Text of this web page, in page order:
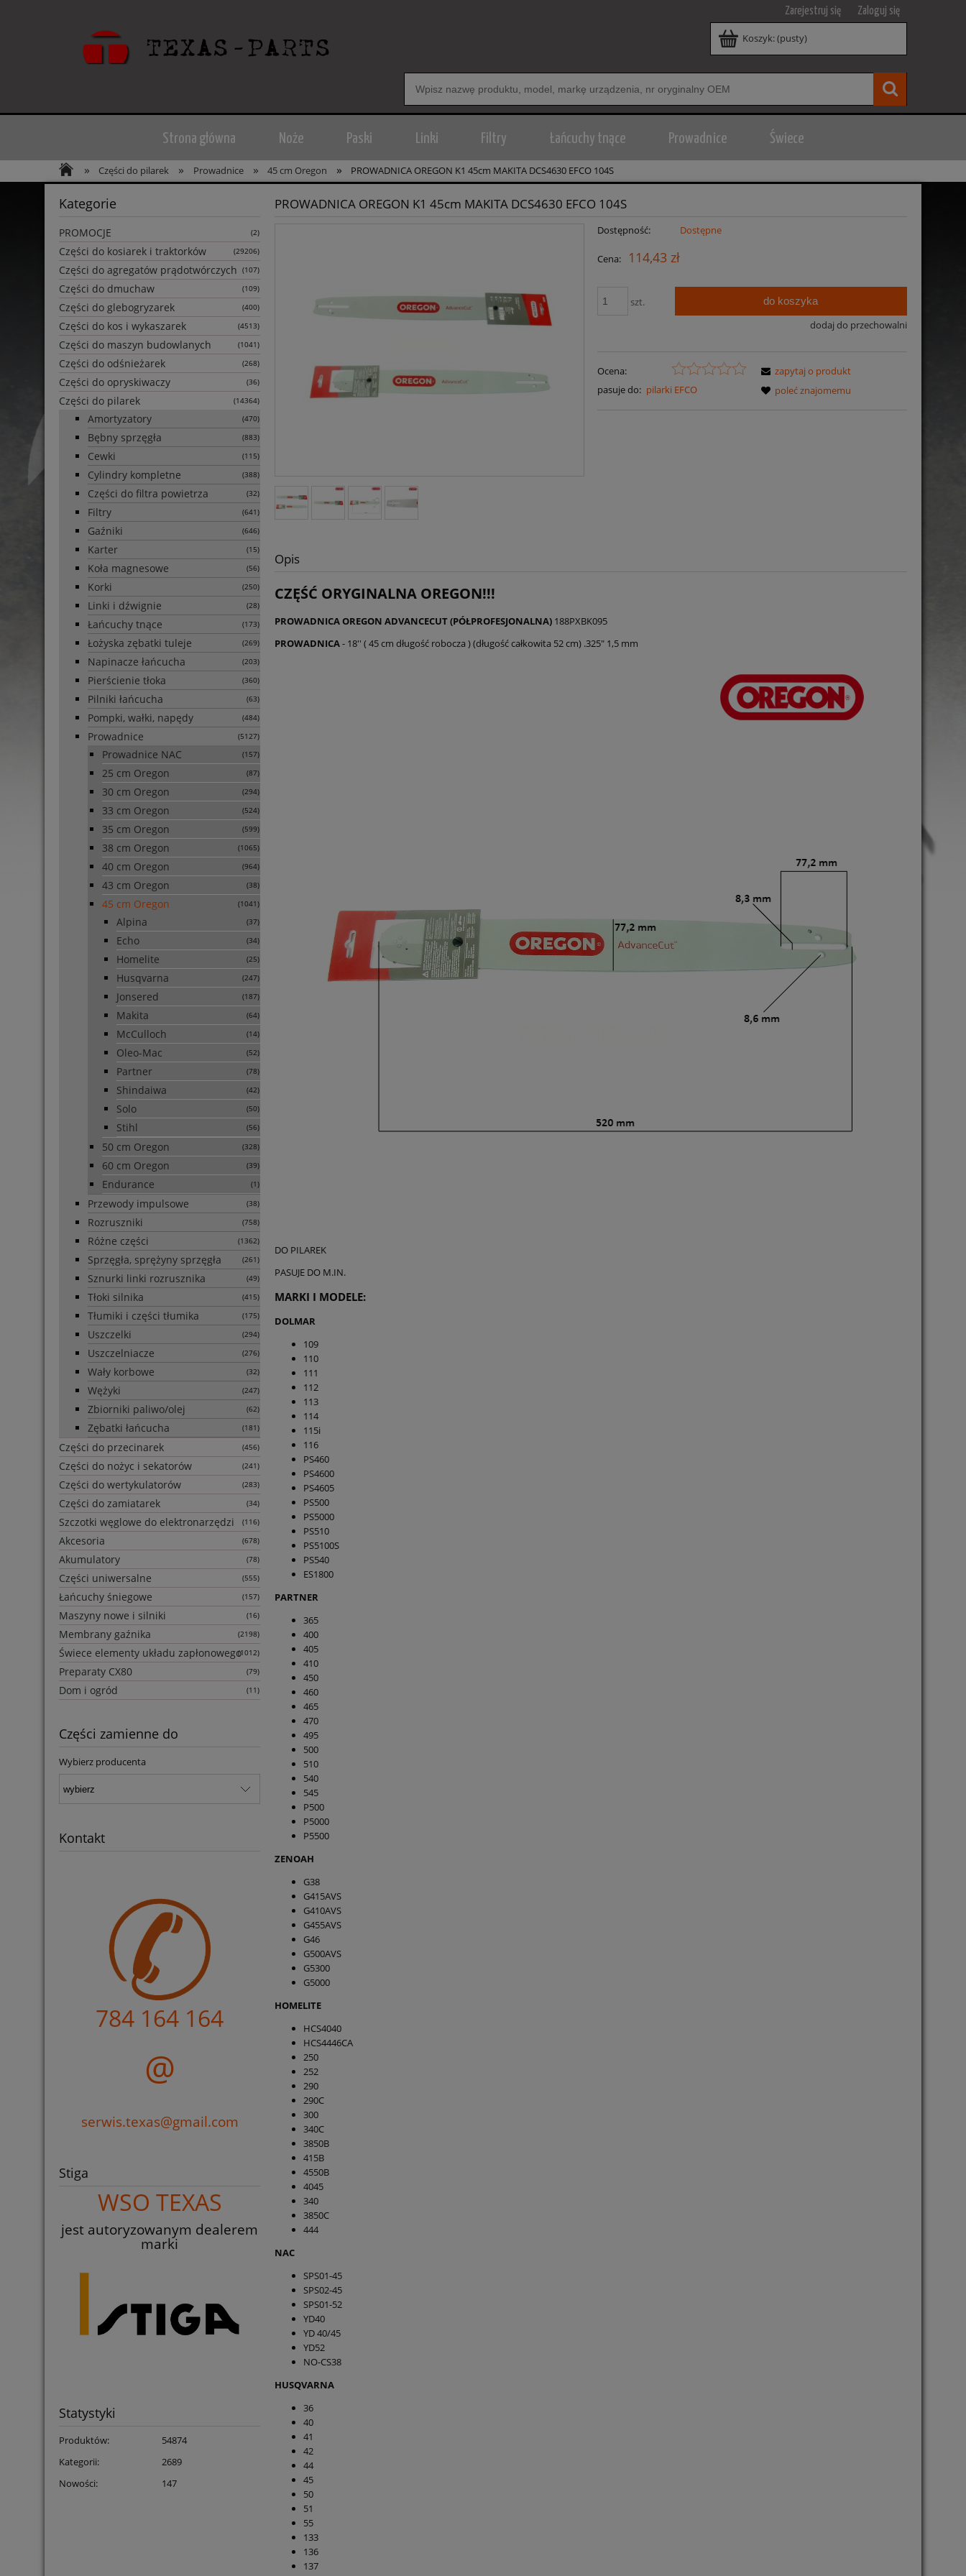
Zarejestruj się Zaloguj się
Koszyk:(pusty)
Strona główna Noże Paski Linki Filtry Łańcuchy tnące Prowadnice Świece
» Części do pilarek » Prowadnice » 45 cm Oregon » PROWADNICA OREGON K1 45cm MAKITA DCS4630 EFCO 104S
Kategorie
PROMOCJE (2)
Części do kosiarek i traktorków (29206)
Części do agregatów prądotwórczych (107)
Części do dmuchaw (109)
Części do glebogryzarek (400)
Części do kos i wykaszarek (4513)
Części do maszyn budowlanych (1041)
Części do odśnieżarek (268)
Części do opryskiwaczy (36)
Części do pilarek (14364)
Amortyzatory (470)
Bębny sprzęgła (883)
Cewki (115)
Cylindry kompletne (388)
Części do filtra powietrza (32)
Filtry (641)
Gaźniki (646)
Karter (15)
Koła magnesowe (56)
Korki (250)
Linki i dźwignie (28)
Łańcuchy tnące (173)
Łożyska zębatki tuleje (269)
Napinacze łańcucha (203)
Pierścienie tłoka (360)
Pilniki łańcucha (63)
Pompki, wałki, napędy (484)
Prowadnice (5127)
Prowadnice NAC (157)
25 cm Oregon (87)
30 cm Oregon (294)
33 cm Oregon (524)
35 cm Oregon (599)
38 cm Oregon (1065)
40 cm Oregon (964)
43 cm Oregon (38)
45 cm Oregon (1041)
Alpina (37)
Echo (34)
Homelite (25)
Husqvarna (247)
Jonsered (187)
Makita (64)
McCulloch (14)
Oleo-Mac (52)
Partner (78)
Shindaiwa (42)
Solo (50)
Stihl (56)
50 cm Oregon (328)
60 cm Oregon (39)
Endurance (1)
Przewody impulsowe (38)
Rozruszniki (758)
Różne części (1362)
Sprzęgła, sprężyny sprzęgła (261)
Sznurki linki rozrusznika (49)
Tłoki silnika (415)
Tłumiki i części tłumika (175)
Uszczelki (294)
Uszczelniacze (276)
Wały korbowe (32)
Wężyki (247)
Zbiorniki paliwo/olej (62)
Zębatki łańcucha (181)
Części do przecinarek (456)
Części do nożyc i sekatorów (241)
Części do wertykulatorów (283)
Części do zamiatarek (34)
Szczotki węglowe do elektronarzędzi (116)
Akcesoria (678)
Akumulatory (78)
Części uniwersalne (555)
Łańcuchy śniegowe (157)
Maszyny nowe i silniki (16)
Membrany gaźnika (2198)
Świece elementy układu zapłonowego(1012)
Preparaty CX80 (79)
Dom i ogród (11)
Części zamienne do
Wybierz producenta
Kontakt
784 164 164
@
serwis.texas@gmail.com
Stiga
WSO TEXAS
jest autoryzowanym dealerem
marki
Statystyki
Produktów:
54874
Kategorii:
2689
Nowości:
147
PROWADNICA OREGON K1 45cm MAKITA DCS4630 EFCO 104S
Dostępność: Dostępne
Cena: 114,43 zł
szt. do koszyka
dodaj do przechowalni
Ocena:
pasuje do: pilarki EFCO
zapytaj o produkt
poleć znajomemu
Opis
CZĘŚĆ ORYGINALNA OREGON!!!
PROWADNICAOREGON ADVANCECUT(PÓŁPROFESJONALNA) 188PXBK095
PROWADNICA- 18'' ( 45 cm długość robocza ) (długość całkowita 52 cm) .325" 1,5 mm
DO PILAREK
PASUJE DO M.IN.
MARKI I MODELE:
DOLMAR
109
110
111
112
113
114
115i
116
PS460
PS4600
PS4605
PS500
PS5000
PS510
PS5100S
PS540
ES1800
PARTNER
365
400
405
410
450
460
465
470
495
500
510
540
545
P500
P5000
P5500
ZENOAH
G38
G415AVS
G410AVS
G455AVS
G46
G500AVS
G5300
G5000
HOMELITE
HCS4040
HCS4446CA
250
252
290
290C
300
340C
3850B
415B
4550B
4045
340
3850C
444
NAC
SPS01-45
SPS02-45
SPS01-52
YD40
YD 40/45
YD52
NO-CS38
HUSQVARNA
36
40
41
42
44
45
50
51
55
133
136
137